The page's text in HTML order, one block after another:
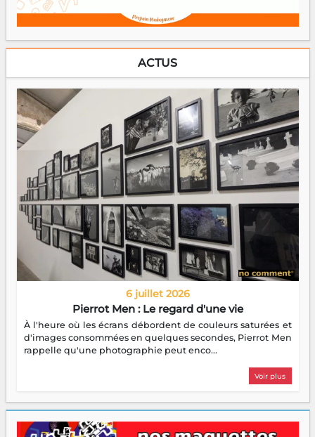
ACTUS
6 juillet 2026
Pierrot Men : Le regard d'une vie
À l'heure où les écrans débordent de couleurs saturées et
d'images consommées en quelques secondes, Pierrot Men
rappelle qu'une photographie peut enco...
Voir plus